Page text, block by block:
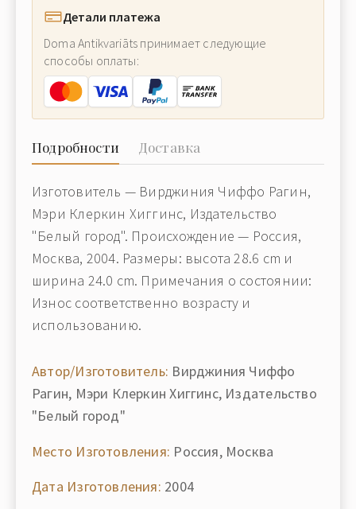
Детали платежа
Doma Antikvariāts принимает следующие
способы оплаты:
Подробности Доставка
Изготовитель — Вирджиния Чиффо Рагин,
Мэри Клеркин Хиггинс, Издательство
"Белый город". Происхождение — Россия,
Москва, 2004. Размеры: высота 28.6 cm и
ширина 24.0 cm. Примечания о состоянии:
Износ соответственно возрасту и
использованию.
Автор/Изготовитель: Вирджиния Чиффо
Рагин, Мэри Клеркин Хиггинс, Издательство
"Белый город"
Место Изготовления: Россия, Москва
Дата Изготовления: 2004